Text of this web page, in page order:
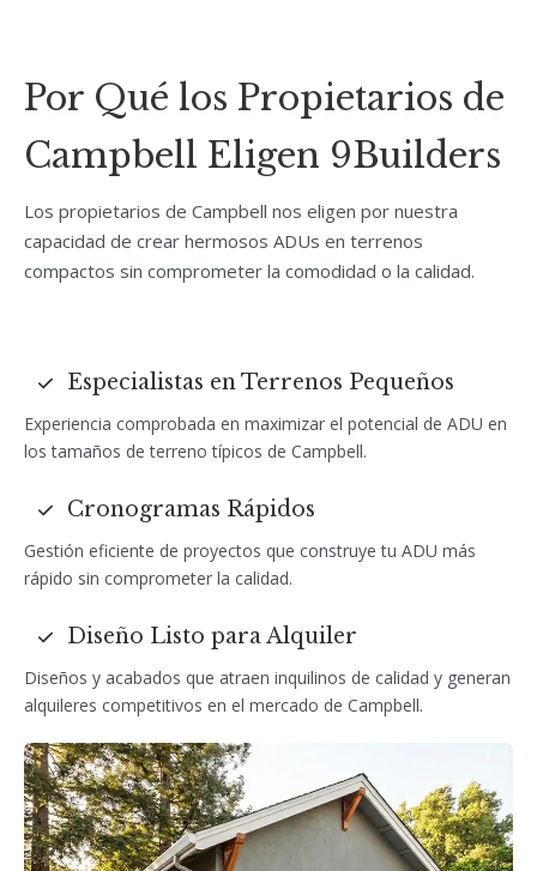
Por Qué los Propietarios de
Campbell Eligen 9Builders
Los propietarios de Campbell nos eligen por nuestra
capacidad de crear hermosos ADUs en terrenos
compactos sin comprometer la comodidad o la calidad.
Especialistas en Terrenos Pequeños
Experiencia comprobada en maximizar el potencial de ADU en
los tamaños de terreno típicos de Campbell.
Cronogramas Rápidos
Gestión eficiente de proyectos que construye tu ADU más
rápido sin comprometer la calidad.
Diseño Listo para Alquiler
Diseños y acabados que atraen inquilinos de calidad y generan
alquileres competitivos en el mercado de Campbell.